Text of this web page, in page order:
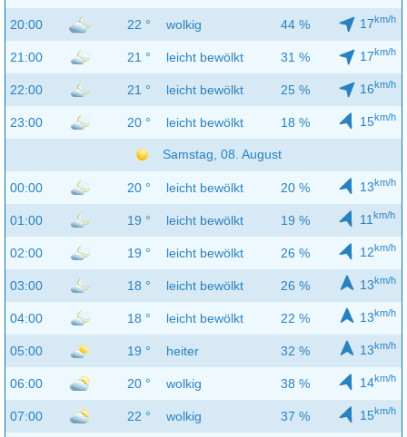
20:00 22 ° wolkig 44 % 17km/h
21:00 21 ° leicht bewölkt 31 % 17km/h
22:00 21 ° leicht bewölkt 25 % 16km/h
23:00 20 ° leicht bewölkt 18 % 15km/h
Samstag, 08. August
00:00 20 ° leicht bewölkt 20 % 13km/h
01:00 19 ° leicht bewölkt 19 % 11 km/h
02:00 19 ° leicht bewölkt 26 % 12km/h
03:00 18 ° leicht bewölkt 26 % 13km/h
04:00 18 ° leicht bewölkt 22 % 13km/h
05:00 19 ° heiter 32 % 13km/h
06:00 20 ° wolkig 38 % 14km/h
07:00 22 ° wolkig 37 % 15km/h